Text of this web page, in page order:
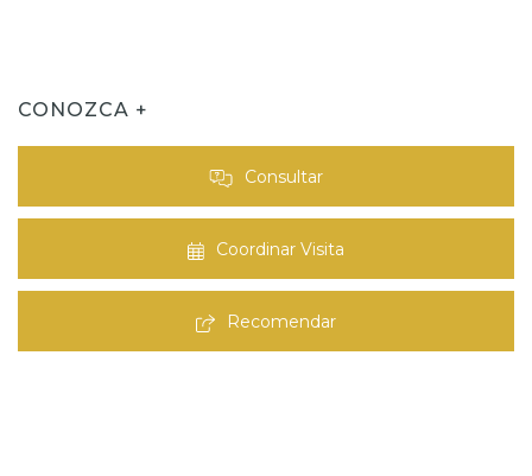
CONOZCA +
Consultar
Coordinar Visita
Recomendar